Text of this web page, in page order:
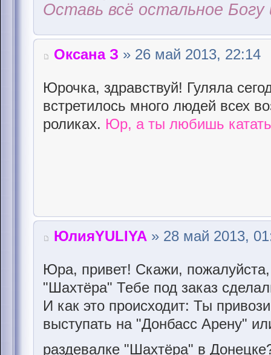
Оставь всё остальное Богу
Оксана З » 26 май 2013, 22:14
Юрочка, здравствуй! Гуляла
встретилось много людей всех
роликах. Юр, а ты любишь
ЮлияYULIYA » 28 май 2013,
Юра, привет! Скажи,
"Шахтёра" Тебе под заказ
И как это происходит: Ты
выступать на "Донбасс Арену"
раздевалке "Шахтёра" в